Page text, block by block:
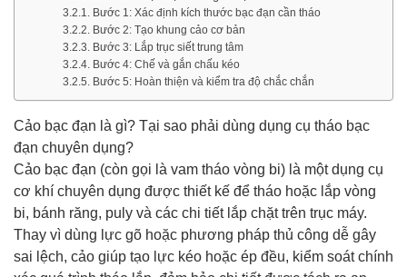
Bước 1: Xác định kích thước bạc đạn cần tháo
Bước 2: Tạo khung cảo cơ bản
Bước 3: Lắp trục siết trung tâm
Bước 4: Chế và gắn chấu kéo
Bước 5: Hoàn thiện và kiểm tra độ chắc chắn
Cảo bạc đạn là gì? Tại sao phải dùng dụng cụ tháo bạc
đạn chuyên dụng?
Cảo bạc đạn (còn gọi là vam tháo vòng bi) là một dụng cụ
cơ khí chuyên dụng được thiết kế để tháo hoặc lắp vòng
bi, bánh răng, puly và các chi tiết lắp chặt trên trục máy.
Thay vì dùng lực gõ hoặc phương pháp thủ công dễ gây
sai lệch, cảo giúp tạo lực kéo hoặc ép đều, kiểm soát chính